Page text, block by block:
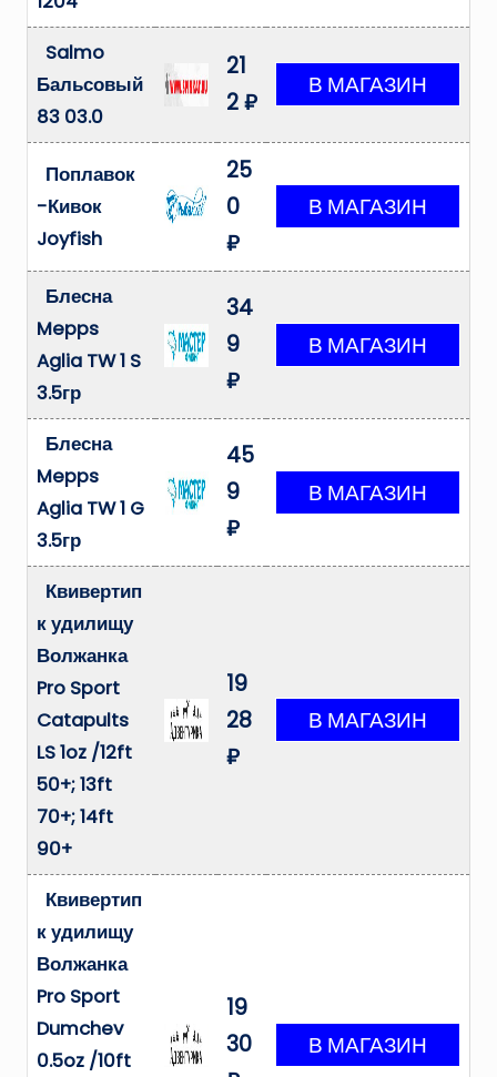
Salmo
Бальсовый
83 03.0
21
2 ₽
Поплавок
-Кивок
Joyfish
25
0
₽
Блесна
Mepps
Aglia TW 1 S
3.5гр
34
9
₽
Блесна
Mepps
Aglia TW 1 G
3.5гр
45
9
₽
Квивертип
к удилищу
Волжанка
Pro Sport
Catapults
LS 1oz /12ft
50+; 13ft
70+; 14ft
90+
19
28
₽
Квивертип
к удилищу
Волжанка
Pro Sport
Dumchev
0.5oz /10ft
19
30